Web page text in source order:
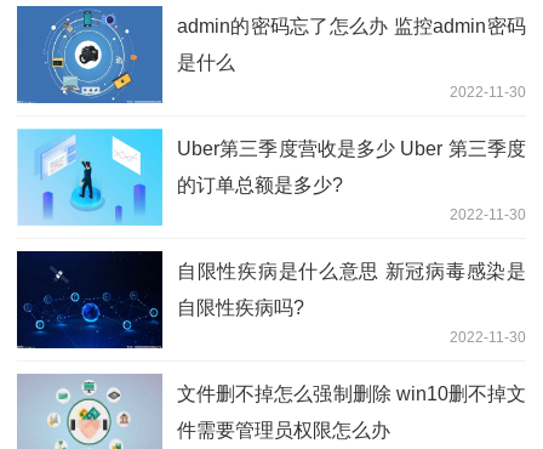
admin的密码忘了怎么办 监控admin密码
是什么
2022-11-30
Uber第三季度营收是多少 Uber 第三季度
的订单总额是多少?
2022-11-30
自限性疾病是什么意思 新冠病毒感染是
自限性疾病吗?
2022-11-30
文件删不掉怎么强制删除 win10删不掉文
件需要管理员权限怎么办